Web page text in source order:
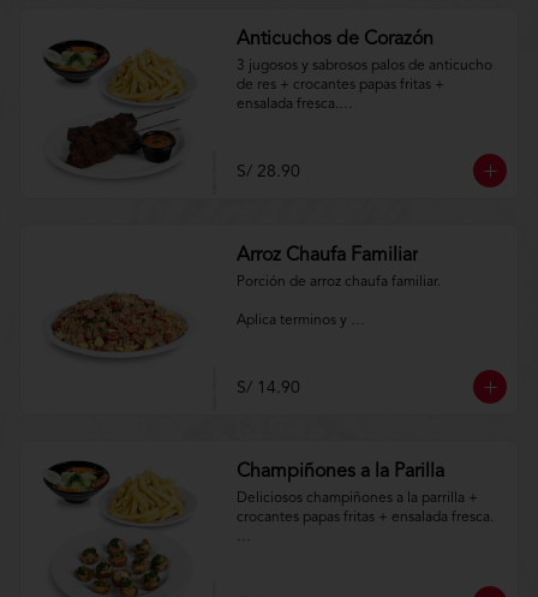
Anticuchos de Corazón
3 jugosos y sabrosos palos de anticucho
de res + crocantes papas fritas +
ensalada fresca.
condiciones.https://www.lenaycarbon.co
m/TYCGenerales
S/ 28.90
Arroz Chaufa Familiar
Porción de arroz chaufa familiar.
Aplica terminos y
S/ 14.90
Champiñones a la Parilla
Deliciosos champiñones a la parrilla +
crocantes papas fritas + ensalada fresca.